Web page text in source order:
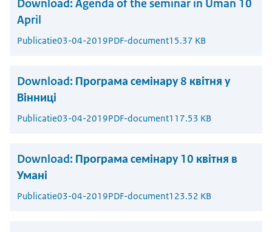
Download: Agenda of the seminar in Uman 10
April
Publicatie03-04-2019PDF-document15.37 KB
Download: Програма семінару 8 квітня у
Вінниці
Publicatie03-04-2019PDF-document117.53 KB
Download: Програма семінару 10 квітня в
Умані
Publicatie03-04-2019PDF-document123.52 KB